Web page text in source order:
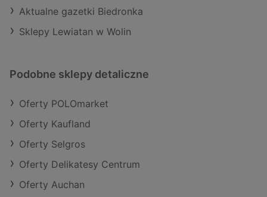
Aktualne gazetki Biedronka
Sklepy Lewiatan w Wolin
Podobne sklepy detaliczne
Oferty POLOmarket
Oferty Kaufland
Oferty Selgros
Oferty Delikatesy Centrum
Oferty Auchan